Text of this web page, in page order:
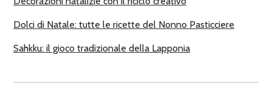
Dolci di Natale: tutte le ricette del Nonno Pasticciere
Sahkku: il gioco tradizionale della Lapponia